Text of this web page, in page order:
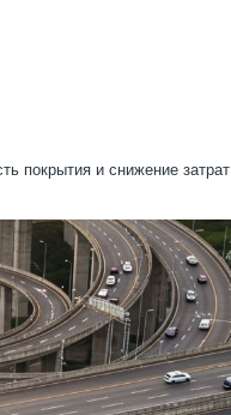
покрытия и снижение